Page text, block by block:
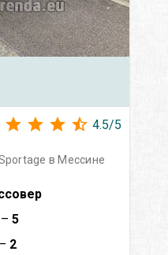
4.5/5
в Мессине
5
2